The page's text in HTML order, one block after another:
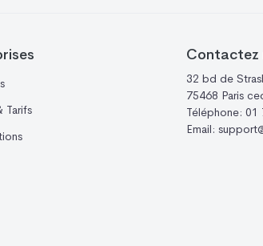
Tarifs
Contactez
32 bd de
75468 Paris
Téléphone: 01
Email: